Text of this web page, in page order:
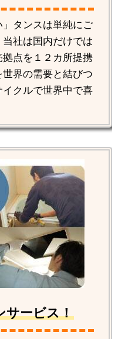
タンスは単純にご
社は国内だけでは
点を１２カ所提携
界の需要と結びつ
クルで世界中で喜
サービス！